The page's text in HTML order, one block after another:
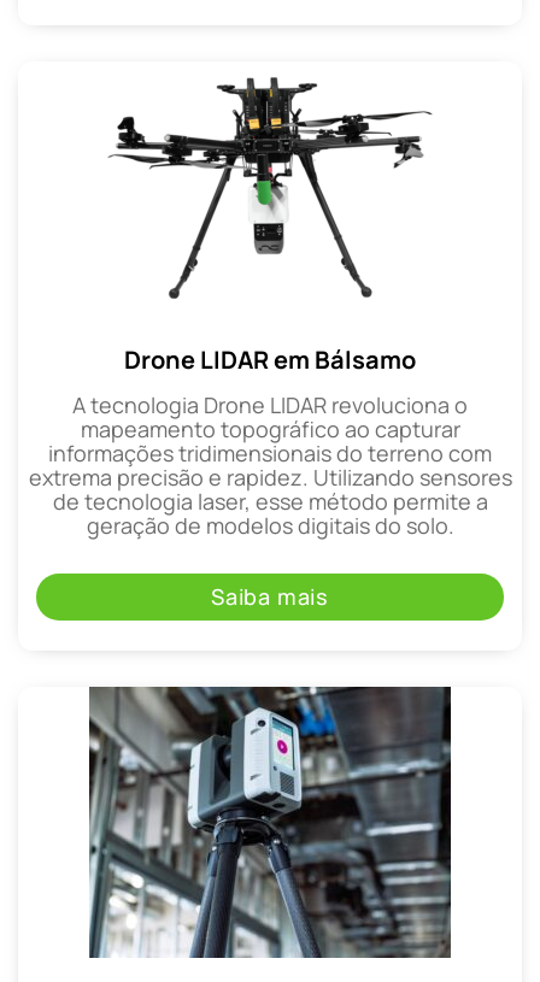
Drone LIDAR em Bálsamo
A tecnologia Drone LIDAR revoluciona o
mapeamento topográfico ao capturar
informações tridimensionais do terreno com
extrema precisão e rapidez. Utilizando sensores
de tecnologia laser, esse método permite a
geração de modelos digitais do solo.
Saiba mais